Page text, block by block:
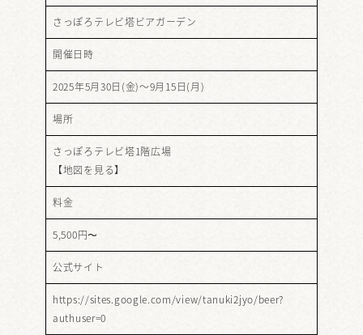
さっぽろテレビ塔ビアガーデン
開催日時
2025年5月30日(金)～9月15日(月)
場所
さっぽろテレビ塔1階広場
【地図を見る】
料金
5,500円〜
公式サイト
https://sites.google.com/view/tanuki2jyo/beer?
authuser=0